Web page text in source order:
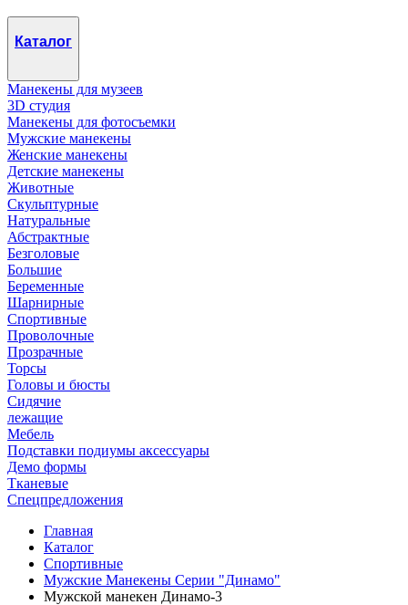
Каталог
Манекены для музеев
3D студия
Манекены для фотосъемки
Мужские манекены
Женские манекены
Детские манекены
Животные
Скульптурные
Натуральные
Абстрактные
Безголовые
Большие
Беременные
Шарнирные
Спортивные
Проволочные
Прозрачные
Торсы
Головы и бюсты
Сидячие
лежащие
Мебель
Подставки подиумы аксессуары
Демо формы
Тканевые
Спецпредложения
Главная
Каталог
Спортивные
Мужские Манекены Серии "Динамо"
Мужской манекен Динамо-3